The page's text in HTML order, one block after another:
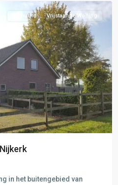
Verhuurd Vrijstaande Woning
in het buitengebied van